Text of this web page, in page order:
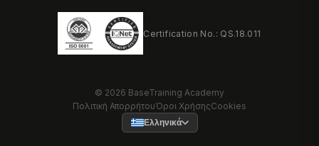
Certification No.: QS.18.011
© 2026 BaseTraining Academy
Πολιτική ΑπορρήτουΌροι ΧρήσηςCookies
Ελληνικά